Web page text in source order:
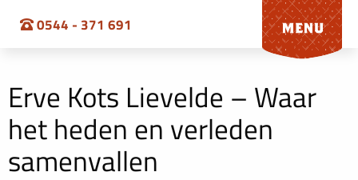
0544 - 371 691
Erve Kots Lievelde – Waar
het heden en verleden
samenvallen